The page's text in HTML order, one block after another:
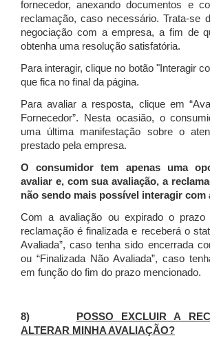
fornecedor, anexando documentos e
reclamação, caso necessário.Trata-se
negociação com a empresa, a fim de
obtenha uma resolução satisfatória.
Para interagir, clique no botão "Interagir
que fica no final da página.
Para avaliar a resposta, clique em
Fornecedor”. Nesta ocasião, o
uma última manifestação sobre o
prestado pela empresa.
O consumidor tem apenas uma
avaliar e, com sua avaliação, a
não sendo mais possível interagir com
Com a avaliação ou expirado o
reclamação é finalizada e receberá o
Avaliada”, caso tenha sido encerrada
ou “Finalizada Não Avaliada”, caso
em função do fim do prazo mencionado.
8)
POSSO EXCLUIR A
ALTERAR MINHA AVALIAÇÃO?